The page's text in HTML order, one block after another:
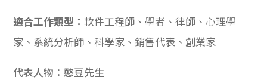
適合工作類型：軟件工程師、學者、律師、心理學
家、系統分析師、科學家、銷售代表、創業家
代表人物：憨豆先生